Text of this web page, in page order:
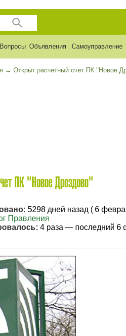
Вопросы Объявления Самоуправление
→ Открыт расчетный счет ПК "Новое
ПК "Новое Дроздово"
5298 дней назад ( 6
Правления
4 раза — последний 6